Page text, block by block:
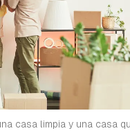
casa limpia y una casa